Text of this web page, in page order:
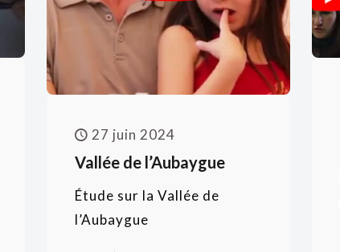
27 juin 2024
Vallée de l’Aubaygue
Étude sur la Vallée de
l’Aubaygue